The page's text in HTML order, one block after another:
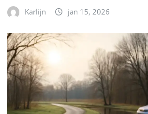
Karlijn jan 15, 2026